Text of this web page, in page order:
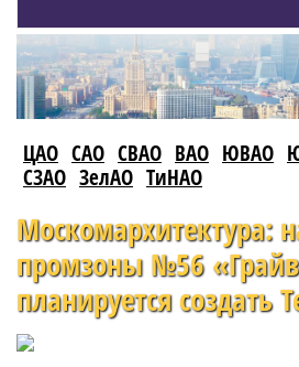
ЦАО САО СВАО ВАО ЮВАО
СЗАО ЗелАО ТиНАО
Москомархитектура:
промзоны №56
планируется создать